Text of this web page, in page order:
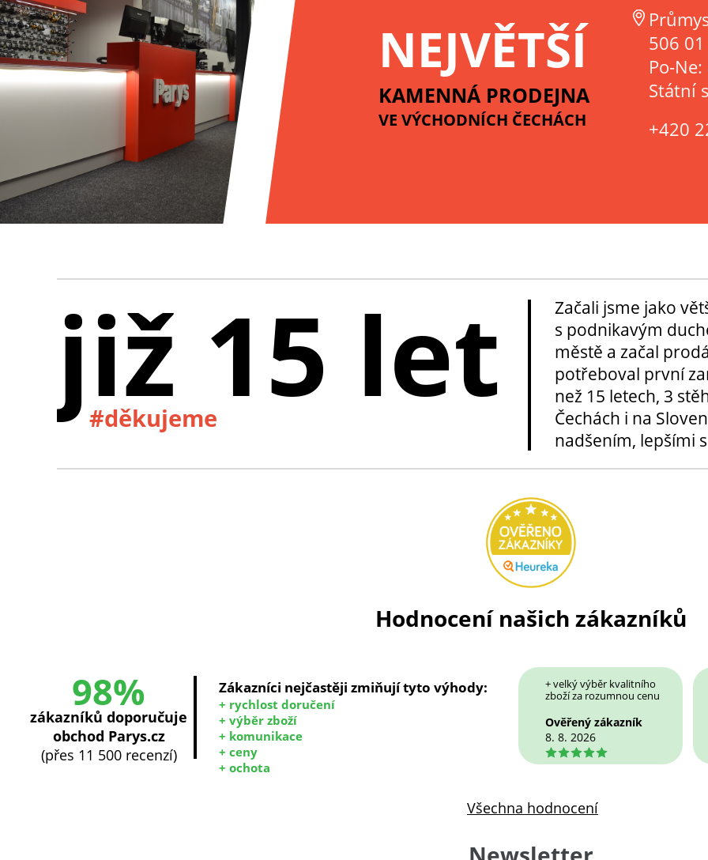
NEJVĚTŠÍ
KAMENNÁ PRODEJNA
VE VÝCHODNÍCH ČECHÁCH
506 01
Po-
Státní
+420
již 15 let
#děkujeme
Začali jsme jako
s podnikavým
městě a začal
potřeboval první
než 15 letech, 3
Čechách i na
nadšením, lepšími
Hodnocení našich zákazníků
98%
zákazníků doporučuje
obchod Parys.cz
(přes 11 500 recenzí)
Zákazníci nejčastěji zmiňují tyto výhody:
+ rychlost doručení
+ výběr zboží
+ komunikace
+ ceny
+ ochota
+ velký výběr kvalitního
zboží za rozumnou cenu
Ověřený zákazník
8. 8. 2026
5
Všechna hodnocení